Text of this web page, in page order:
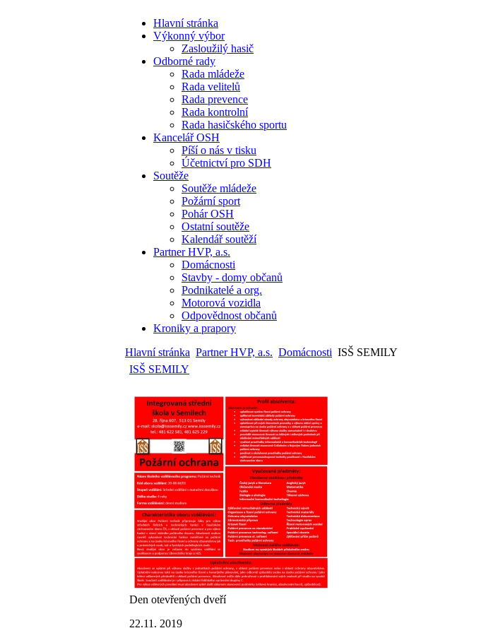
Hlavní stránka
Výkonný výbor
Zasloužilý hasič
Odborné rady
Rada mládeže
Rada velitelů
Rada prevence
Rada kontrolní
Rada hasičského sportu
Kancelář OSH
Píší o nás v tisku
Účetnictví pro SDH
Soutěže
Soutěže mládeže
Požární sport
Pohár OSH
Ostatní soutěže
Kalendář soutěží
Partner HVP, a.s.
Domácnosti
Stavby - domy občanů
Podnikatelé a org.
Motorová vozidla
Odpovědnost občanů
Kroniky a prapory
Hlavní stránka Partner HVP, a.s. Domácnosti ISŠ SEMILY
ISŠ SEMILY
Den otevřených dveří
22.11. 2019